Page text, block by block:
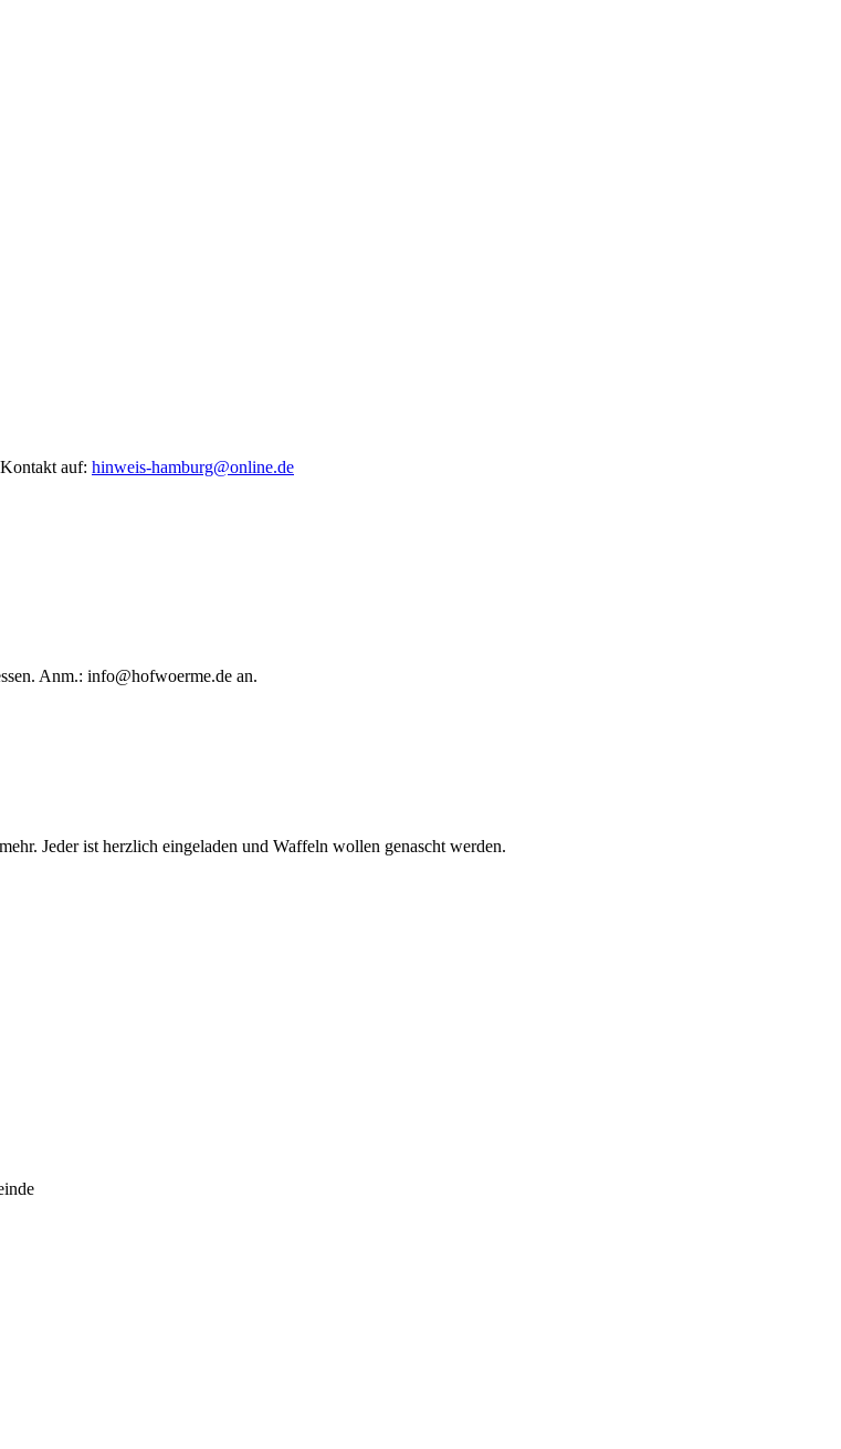
auf: hinweis-hamburg@online.de
Anm.: info@hofwoerme.de an.
Jeder ist herzlich eingeladen und Waffeln wollen genascht werden.